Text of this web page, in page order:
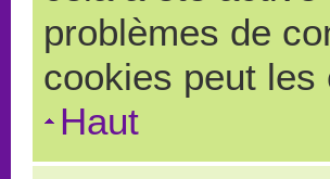
problèmes de
cookies peut les
Haut